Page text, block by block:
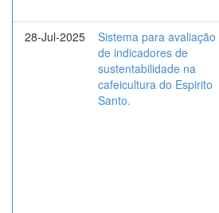
28-Jul-2025
Sistema para avaliação
de indicadores de
sustentabilidade na
cafeicultura do Espirito
Santo.